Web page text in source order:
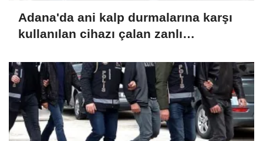
Adana'da ani kalp durmalarına karşı
kullanılan cihazı çalan zanlı